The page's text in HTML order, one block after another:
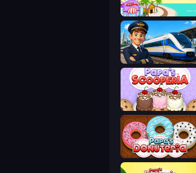
Papa's Freezeria
Idle Train Empire Tycoon
Papa's Scooperia
Papa's Donuteria